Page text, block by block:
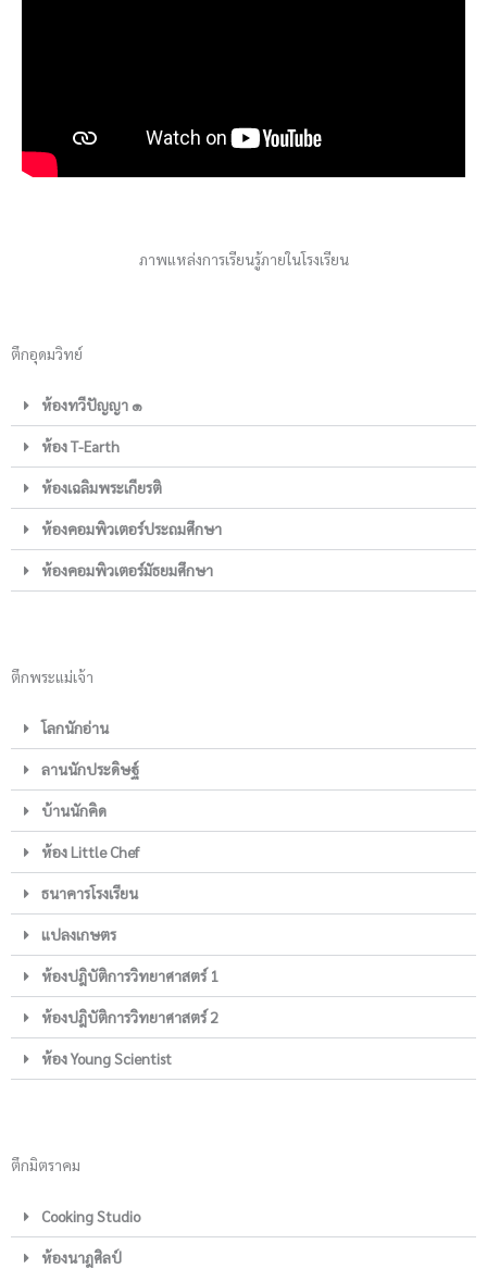
ภาพแหล่งการเรียนรู้ภายในโรงเรียน
ตึกอุดมวิทย์
ห้องทวีปัญญา ๑
ห้อง T-Earth
ห้องเฉลิมพระเกียรติ
ห้องคอมพิวเตอร์ประถมศึกษา
ห้องคอมพิวเตอร์มัธยมศึกษา
ตึกพระแม่เจ้า
โลกนักอ่าน
ลานนักประดิษฐ์
บ้านนักคิด
ห้อง Little Chef
ธนาคารโรงเรียน
แปลงเกษตร
ห้องปฎิบัติการวิทยาศาสตร์ 1
ห้องปฎิบัติการวิทยาศาสตร์ 2
ห้อง Young Scientist
ตึกมิตราคม
Cooking Studio
ห้องนาฎศิลป์